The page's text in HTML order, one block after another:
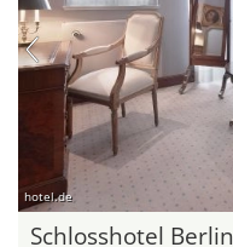
hotel.de
Schlosshotel Berlin